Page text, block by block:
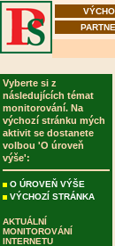
Vyberte si z
následujících témat
monitorování. Na
výchozí stránku mých
aktivit se dostanete
volbou 'O úroveň
výše':
O ÚROVEŇ VÝŠE
VÝCHOZÍ STRÁNKA
AKTUÁLNÍ
MONITOROVÁNÍ
INTERNETU